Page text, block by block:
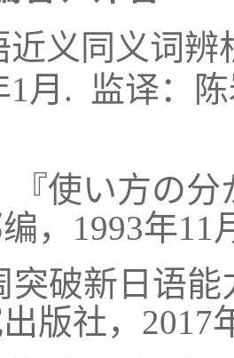
近义同义词
1月. 监译：
『使い方の
，1993年11
突破新日语
版社，2017